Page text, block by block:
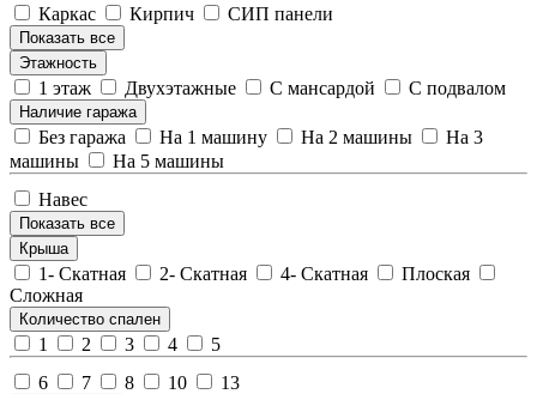
Каркас
Кирпич СИП панели
Показать все
Этажность
1 этаж Двухэтажные С мансардой С подвалом
Наличие гаража
Без гаража На 1 машину На 2 машины
На 3
машины
На 5 машины
Навес
Показать все
Крыша
1- Скатная 2- Скатная 4- Скатная
Плоская
Сложная
Количество спален
1 2 3 4
5
6
7 8 10 13